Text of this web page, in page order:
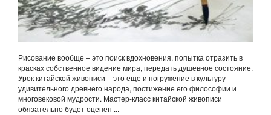
Рисование вообще – это поиск вдохновения, попытка отразить в
красках собственное видение мира, передать душевное состояние.
Урок китайской живописи – это еще и погружение в культуру
удивительного древнего народа, постижение его философии и
многовековой мудрости. Мастер-класс китайской живописи
обязательно будет оценен ...